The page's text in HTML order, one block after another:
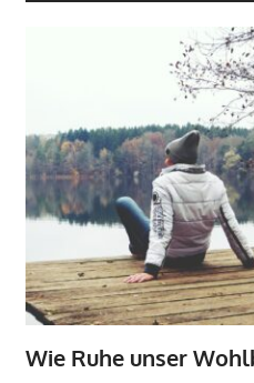
Wie Ruhe unser